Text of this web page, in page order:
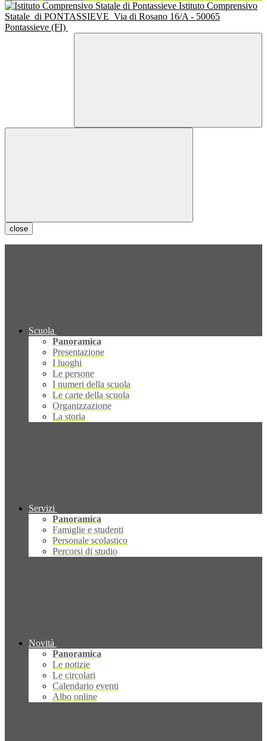
Istituto Comprensivo
Statale di PONTASSIEVE Via di Rosano 16/A - 50065
Pontassieve (FI)
close
Scuola
Panoramica
Presentazione
I luoghi
Le persone
I numeri della scuola
Le carte della scuola
Organizzazione
La storia
Servizi
Panoramica
Famiglie e studenti
Personale scolastico
Percorsi di studio
Novità
Panoramica
Le notizie
Le circolari
Calendario eventi
Albo online